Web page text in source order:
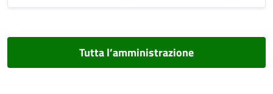
Tutta l’amministrazione